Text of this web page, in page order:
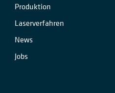
Produktion
Laserverfahren
News
Jobs